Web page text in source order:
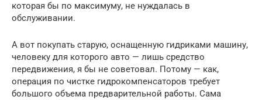
которая бы по максимуму, не нуждалась в
обслуживании.
А вот покупать старую, оснащенную гидриками машину,
человеку для которого авто — лишь средство
передвижения, я бы не советовал. Потому — как,
операция по чистке гидрокомпенсаторов требует
большого объема предварительной работы. Сама